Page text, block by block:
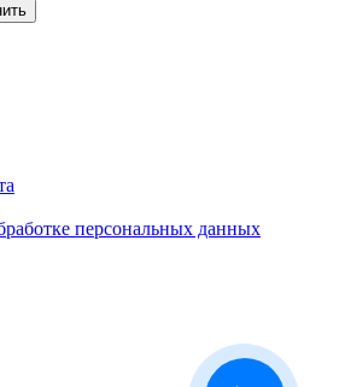
персональных данных